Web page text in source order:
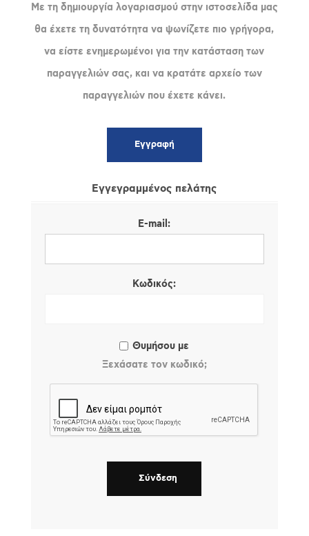
Με τη δημιουργία λογαριασμού στην ιστοσελίδα μας
θα έχετε τη δυνατότητα να ψωνίζετε πιο γρήγορα,
να είστε ενημερωμένοι για την κατάσταση των
παραγγελιών σας, και να κρατάτε αρχείο των
παραγγελιών που έχετε κάνει.
Εγγεγραμμένος πελάτης
E-mail:
Κωδικός:
Θυμήσου με
Ξεχάσατε τον κωδικό;